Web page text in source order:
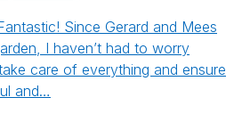
Since Gerard and Mees
I haven’t had to worry
care of everything and ensure
and…